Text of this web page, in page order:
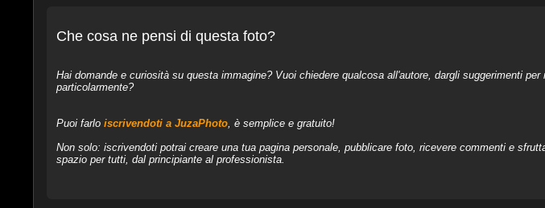
Che cosa ne pensi di questa foto?
Hai domande e curiosità su questa immagine? Vuoi chiedere qualcosa all'autore, dargli suggerimenti
particolarmente?
Puoi farlo iscrivendoti a JuzaPhoto, è semplice e gratuito!
Non solo: iscrivendoti potrai creare una tua pagina personale, pubblicare foto, ricevere commenti e
spazio per tutti, dal principiante al professionista.